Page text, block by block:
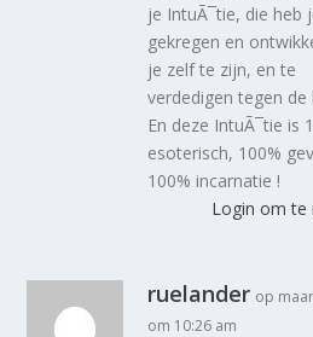
je IntuÃ¯tie, die heb
gekregen en
je zelf te zijn, en te
verdedigen tegen de
En deze IntuÃ¯tie is
esoterisch, 100%
100% incarnatie !
Login om te
ruelander op
om 10:26 am